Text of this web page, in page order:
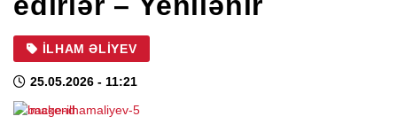
İLHAM ƏLIYEV
25.05.2026 - 11:21